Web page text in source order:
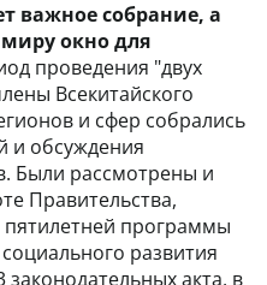
важное собрание, а
окно для
проведения "двух
Всекитайского
и сфер собрались
и обсуждения
Были рассмотрены и
Правительства,
программы
развития
акта, в